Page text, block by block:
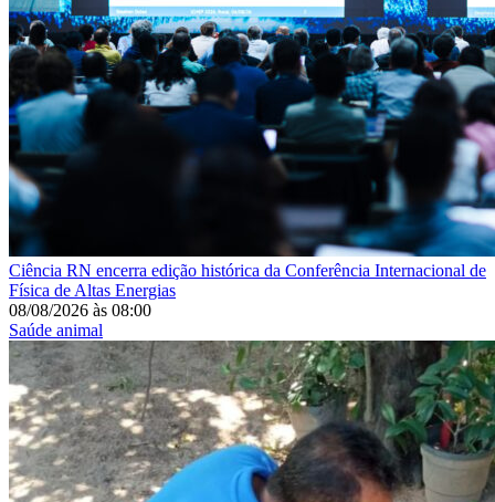
Ciência RN encerra edição histórica da Conferência Internacional de
Física de Altas Energias
08/08/2026 às 08:00
Saúde animal